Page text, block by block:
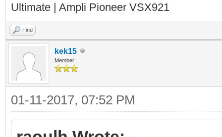
Ultimate | Ampli Pioneer VSX921
Find
kek15
Member
01-11-2017, 07:52 PM